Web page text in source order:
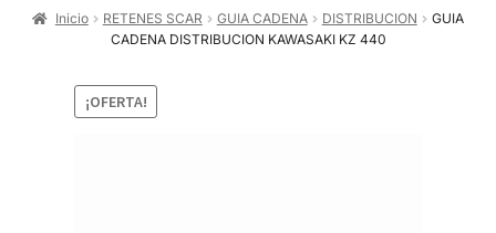
Inicio RETENES SCAR GUIA CADENA DISTRIBUCION
GUIA
CADENA DISTRIBUCION KAWASAKI KZ 440
¡OFERTA!